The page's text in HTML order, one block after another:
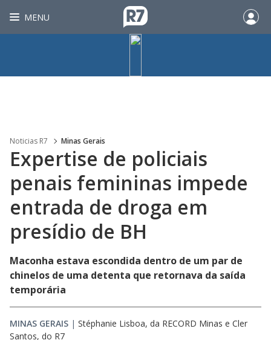
MENU
Noticias R7 Minas Gerais
Expertise de policiais
penais femininas impede
entrada de droga em
presídio de BH
Maconha estava escondida dentro de um par de
chinelos de uma detenta que retornava da saída
temporária
MINAS GERAIS | Stéphanie Lisboa, da RECORD Minas e Cler
Santos, do R7